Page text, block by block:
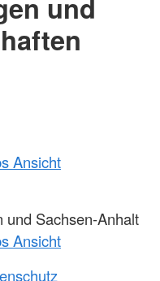
Ansicht
und Sachsen-Anhalt
Ansicht